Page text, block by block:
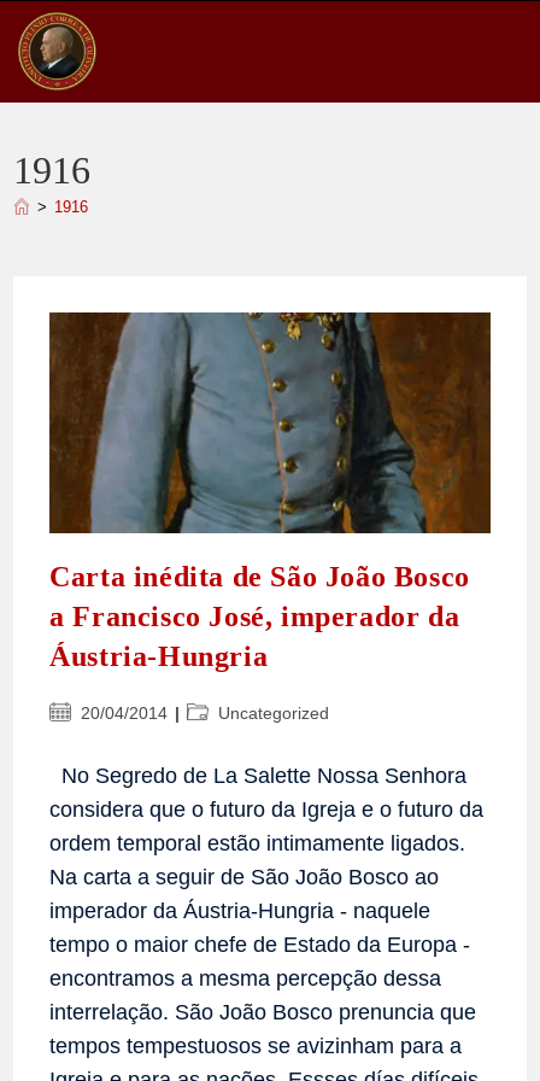
para
conteúdo
1916
> 1916
Carta inédita de São João Bosco
a Francisco José, imperador da
Áustria-Hungria
Post20/04/2014
Categoria
Uncategorized
No Segredo de La Salette Nossa Senhora
considera que o futuro da Igreja e o futuro da
ordem temporal estão intimamente ligados.
Na carta a seguir de São João Bosco ao
imperador da Áustria-Hungria - naquele
tempo o maior chefe de Estado da Europa -
encontramos a mesma percepção dessa
interrelação. São João Bosco prenuncia que
tempos tempestuosos se avizinham para a